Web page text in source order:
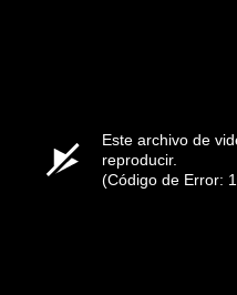
Este archivo de
reproducir.
(Código de Error: